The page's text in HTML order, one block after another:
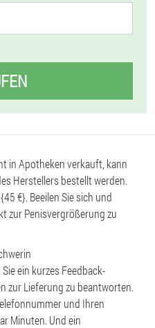
in Apotheken verkauft, kann
Herstellers bestellt werden.
€}. Beeilen Sie sich und
zur Penisvergrößerung zu
ein kurzes Feedback-
zur Lieferung zu beantworten.
und Ihren
Minuten. Und ein